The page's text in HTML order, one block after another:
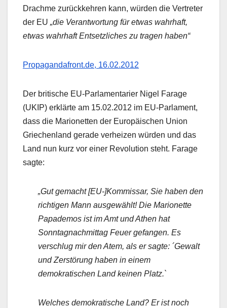
Drachme zurückkehren kann, würden die Vertreter
der EU „die Verantwortung für etwas wahrhaft,
etwas wahrhaft Entsetzliches zu tragen haben“
Propagandafront.de, 16.02.2012
Der britische EU-Parlamentarier Nigel Farage
(UKIP) erklärte am 15.02.2012 im EU-Parlament,
dass die Marionetten der Europäischen Union
Griechenland gerade verheizen würden und das
Land nun kurz vor einer Revolution steht. Farage
sagte:
„Gut gemacht [EU-]Kommissar, Sie haben den
richtigen Mann ausgewählt! Die Marionette
Papademos ist im Amt und Athen hat
Sonntagnachmittag Feuer gefangen. Es
verschlug mir den Atem, als er sagte: ´Gewalt
und Zerstörung haben in einem
demokratischen Land keinen Platz.`
Welches demokratische Land? Er ist noch